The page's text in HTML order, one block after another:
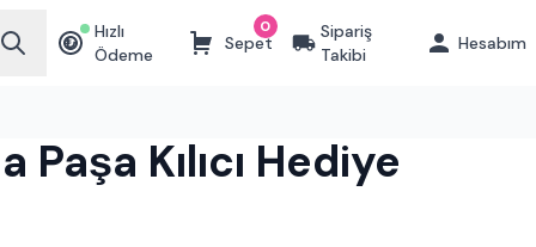
₺
Hızlı
Ödeme
Sepet
0
Sipariş
Takibi
Hesabım
Kılıcı Hediye